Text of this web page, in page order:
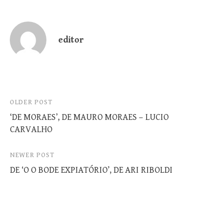
editor
Post
navigation
OLDER POST
‘DE MORAES’, DE MAURO MORAES – LUCIO
CARVALHO
NEWER POST
DE ‘O O BODE EXPIATÓRIO’, DE ARI RIBOLDI